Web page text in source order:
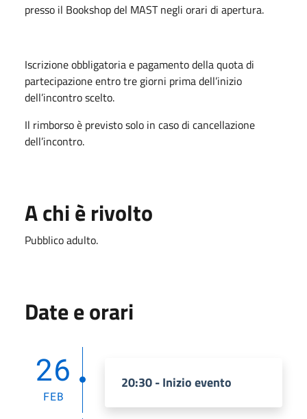
presso il Bookshop del MAST negli orari di apertura.
Iscrizione obbligatoria e pagamento della quota di
partecipazione entro tre giorni prima dell’inizio
dell’incontro scelto.
Il rimborso è previsto solo in caso di cancellazione
dell’incontro.
A chi è rivolto
Pubblico adulto.
Date e orari
26
FEB
20:30 - Inizio evento